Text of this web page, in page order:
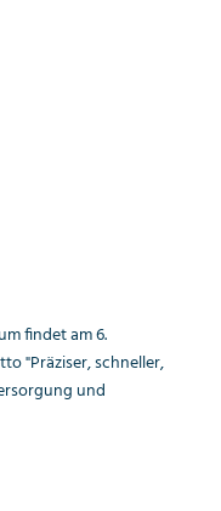
findet am 6.
"Präziser, schneller,
und